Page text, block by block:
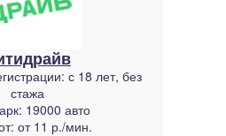
с 18 лет, без
стажа
19000 авто
от 11 р./мин.